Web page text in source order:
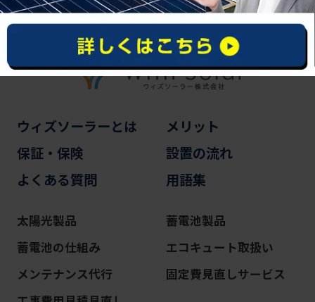
ウィズソーラーとは
メリット
保証・保険
設置の流れ
よくある質問
用語集
太陽光製品
蓄電池製品
蓄電池の仕組み
エコキュート取扱い
メンテナンス代行
固定費見直しサービス